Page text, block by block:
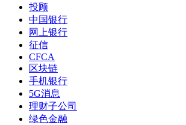
投顾
中国银行
网上银行
征信
CFCA
区块链
手机银行
5G消息
理财子公司
绿色金融